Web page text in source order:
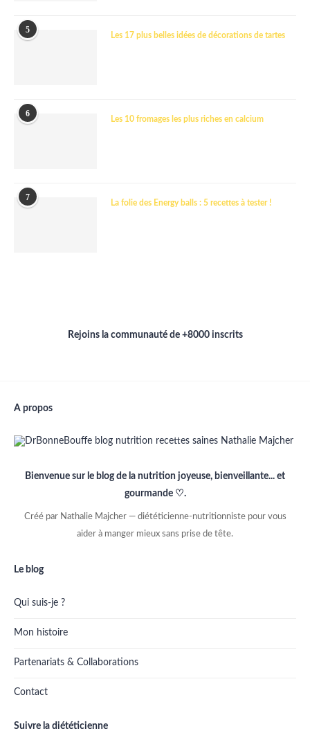
5
Les 17 plus belles idées de décorations de tartes
6
Les 10 fromages les plus riches en calcium
7
La folie des Energy balls : 5 recettes à tester !
Rejoins la communauté de +8000 inscrits
A propos
Bienvenue sur le blog de la nutrition joyeuse, bienveillante... et
gourmande ♡.
Créé par Nathalie Majcher — diététicienne-nutritionniste pour vous
aider à manger mieux sans prise de tête.
Le blog
Qui suis-je ?
Mon histoire
Partenariats & Collaborations
Contact
Suivre la diététicienne